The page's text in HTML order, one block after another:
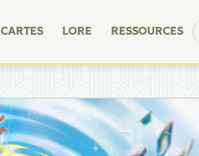
CARTES LORE RESSOURCES